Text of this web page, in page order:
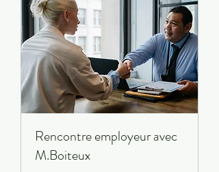
Rencontre employeur avec
M.Boiteux